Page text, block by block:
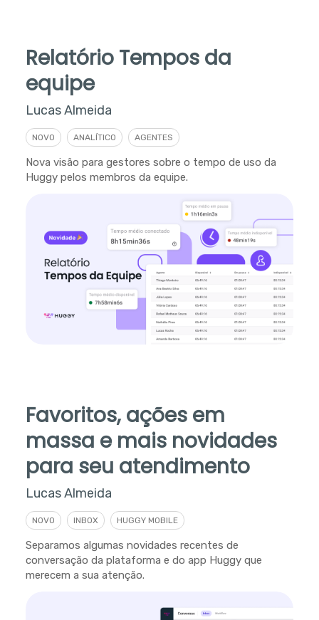
Relatório Tempos da
equipe
Lucas Almeida
NOVO ANALÍTICO AGENTES
Nova visão para gestores sobre o tempo de uso da
Huggy pelos membros da equipe.
Favoritos, ações em
massa e mais novidades
para seu atendimento
Lucas Almeida
NOVO INBOX HUGGY MOBILE
Separamos algumas novidades recentes de
conversação da plataforma e do app Huggy que
merecem a sua atenção.